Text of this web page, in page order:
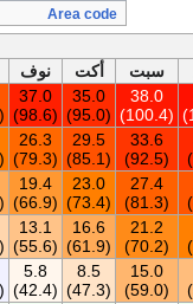
Area code
سبت أكت نوف
38.0
(100.4)
35.0
(95.0)
37.0
(98.6)
(84.2)
33.6
(92.5)
29.5
(85.1)
26.3
(79.3)
(74.3)
27.4
(81.3)
23.0
(73.4)
19.4
(66.9)
(61.7)
21.2
(70.2)
16.6
(61.9)
13.1
(55.6)
(50.7)
15.0
(59.0)
8.5
(47.3)
5.8
(42.4)
(35.6)